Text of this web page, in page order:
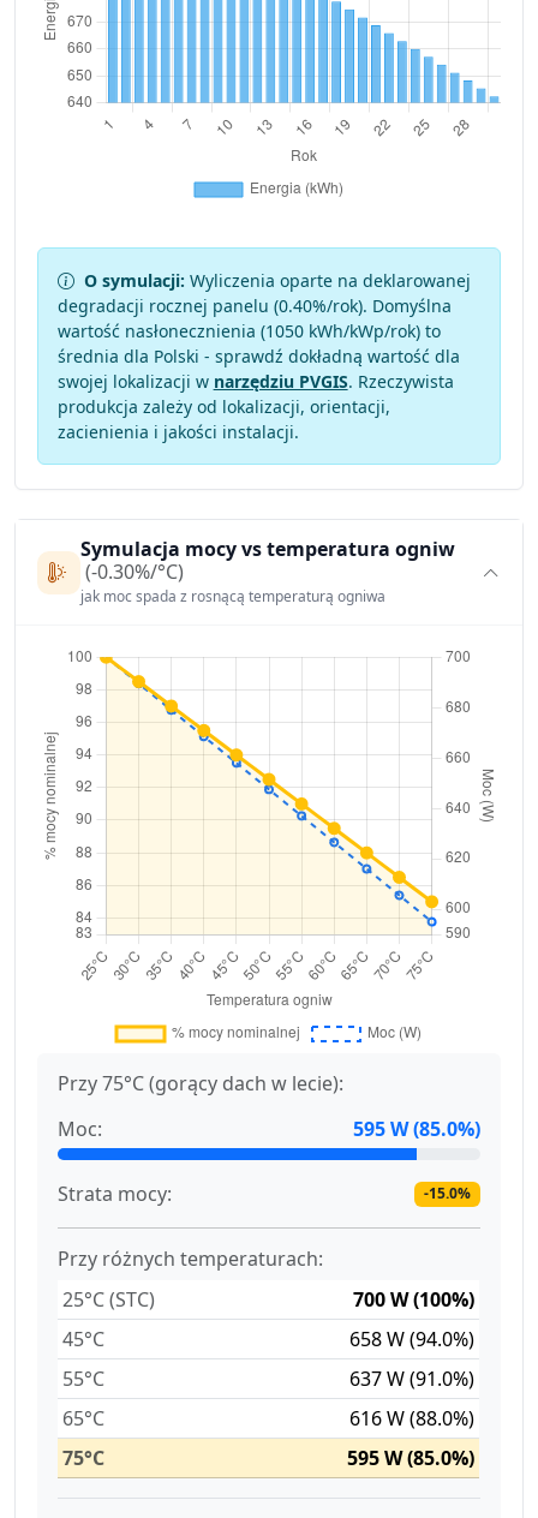
O symulacji: Wyliczenia oparte na deklarowanej
degradacji rocznej panelu (0.40%/rok). Domyślna
wartość nasłonecznienia (1050 kWh/kWp/rok) to
średnia dla Polski - sprawdź dokładną wartość dla
swojej lokalizacji w narzędziu PVGIS. Rzeczywista
produkcja zależy od lokalizacji, orientacji,
zacienienia i jakości instalacji.
Symulacja mocy vs temperatura ogniw
(-0.30%/°C)
jak moc spada z rosnącą temperaturą ogniwa
Przy 75°C (gorący dach w lecie):
Moc:
595 W (85.0%)
Strata mocy: -15.0%
Przy różnych temperaturach:
25°C (STC)
700 W (100%)
45°C
658 W (94.0%)
55°C
637 W (91.0%)
65°C
616 W (88.0%)
75°C
595 W (85.0%)